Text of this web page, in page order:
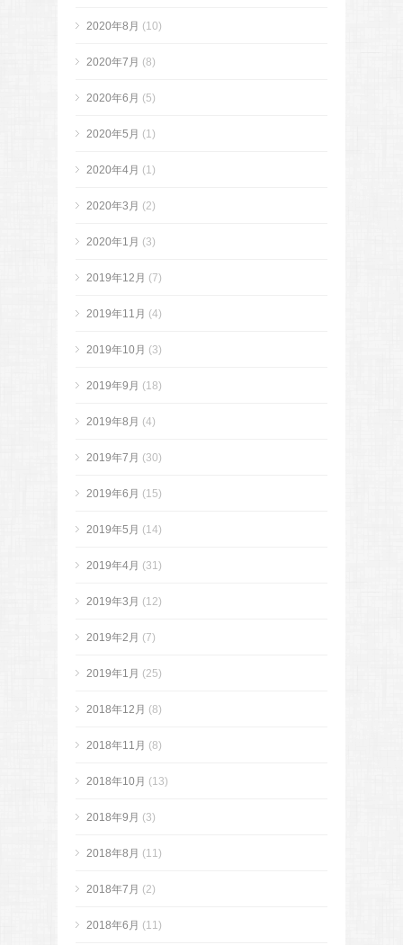
2020年8月 (10)
2020年7月 (8)
2020年6月 (5)
2020年5月 (1)
2020年4月 (1)
2020年3月 (2)
2020年1月 (3)
2019年12月 (7)
2019年11月 (4)
2019年10月 (3)
2019年9月 (18)
2019年8月 (4)
2019年7月 (30)
2019年6月 (15)
2019年5月 (14)
2019年4月 (31)
2019年3月 (12)
2019年2月 (7)
2019年1月 (25)
2018年12月 (8)
2018年11月 (8)
2018年10月 (13)
2018年9月 (3)
2018年8月 (11)
2018年7月 (2)
2018年6月 (11)